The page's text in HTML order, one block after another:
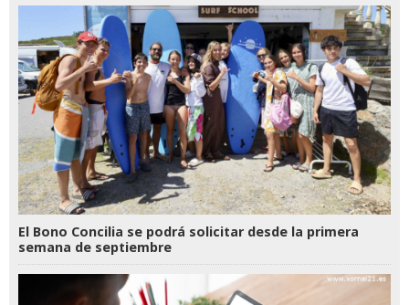
El Bono Concilia se podrá solicitar desde la primera
semana de septiembre